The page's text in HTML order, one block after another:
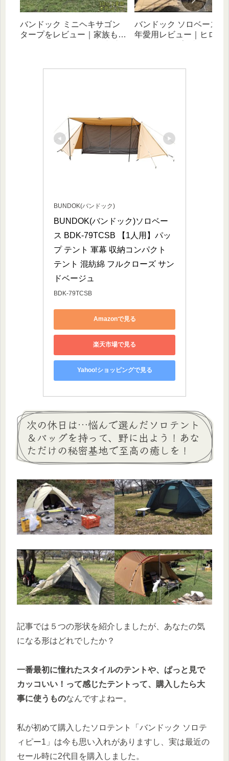
バンドック ミニヘキサゴン
タープをレビュー｜家族もソ
バンドック ソロベース
年愛用レビュー｜ヒロシ
BUNDOK(バンドック)
BUNDOK(バンドック)ソロベー
ス BDK-79TCSB 【1人用】パッ
プ テント 軍幕 収納コンパクト
テント 混紡綿 フルクローズ サン
ドベージュ
BDK-79TCSB
Amazonで見る
楽天市場で見る
Yahoo!ショッピングで見る
次の休日は…悩んで選んだソロテント
＆バッグを持って、野に出よう！あな
ただけの秘密基地で至高の癒しを！
記事では５つの形状を紹介しましたが、あなたの気
になる形はどれでしたか？
一番最初に憧れたスタイルのテントや、ぱっと見で
カッコいい！って感じたテントって、購入したら大
事に使うものなんですよねー。
私が初めて購入したソロテント「バンドック ソロテ
ィピー1」は今も思い入れがありますし、実は最近の
セール時に2代目を購入しました。